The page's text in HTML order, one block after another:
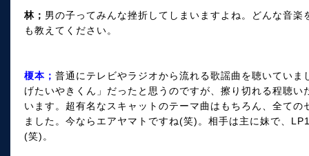
林； 男の子ってみんな挫折してしまいますよね。どんな音
も教えてください。
榎本； 普通にテレビやラジオから流れる歌謡曲を聴いてい
げたいやきくん」だったと思うのですが、擦り切れる程聴
います。超有名なスキャットのテーマ曲はもちろん、全て
ました。今ならエアヤマトですね(笑)。相手は主に妹で、
(笑)。